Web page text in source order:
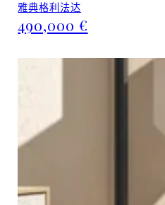
雅典格利法达
490,000 €